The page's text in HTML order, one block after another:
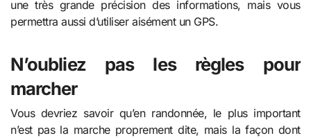
une très grande précision des informations, mais vous
permettra aussi d’utiliser aisément un GPS.
N’oubliez pas les règles pour
marcher
Vous devriez savoir qu’en randonnée, le plus important
n’est pas la marche proprement dite, mais la façon dont